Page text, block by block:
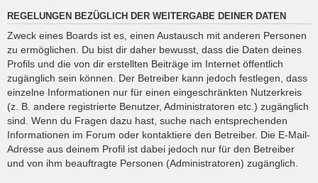
REGELUNGEN BEZÜGLICH DER WEITERGABE DEINER DATEN
Zweck eines Boards ist es, einen Austausch mit anderen Personen
zu ermöglichen. Du bist dir daher bewusst, dass die Daten deines
Profils und die von dir erstellten Beiträge im Internet öffentlich
zugänglich sein können. Der Betreiber kann jedoch festlegen, dass
einzelne Informationen nur für einen eingeschränkten Nutzerkreis
(z. B. andere registrierte Benutzer, Administratoren etc.) zugänglich
sind. Wenn du Fragen dazu hast, suche nach entsprechenden
Informationen im Forum oder kontaktiere den Betreiber. Die E-Mail-
Adresse aus deinem Profil ist dabei jedoch nur für den Betreiber
und von ihm beauftragte Personen (Administratoren) zugänglich.